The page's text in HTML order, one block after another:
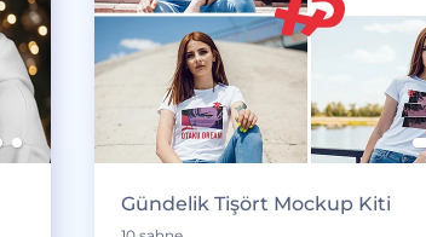
Gündelik Tişört Mockup Kiti